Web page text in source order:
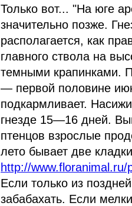
Только вот... "На юге
значительно позже.
располагается, как
главного ствола на
темными крапинками.
— первой половине
подкармливает.
гнезде 15—16 дней.
птенцов взрослые
лето бывает две
http://
Если только из
забабахать. Если